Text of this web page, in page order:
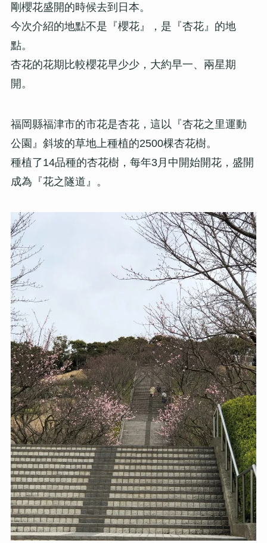
剛櫻花盛開的時候去到日本。
今次介紹的地點不是『櫻花』，是『杏花』的地
點。
杏花的花期比較櫻花早少少，大約早一、兩星期
開。
福岡縣福津市的市花是杏花，這以『杏花之里運動
公園』斜坡的草地上種植的2500棵杏花樹。
種植了14品種的杏花樹，每年3月中開始開花，盛開
成為『花之隧道』。